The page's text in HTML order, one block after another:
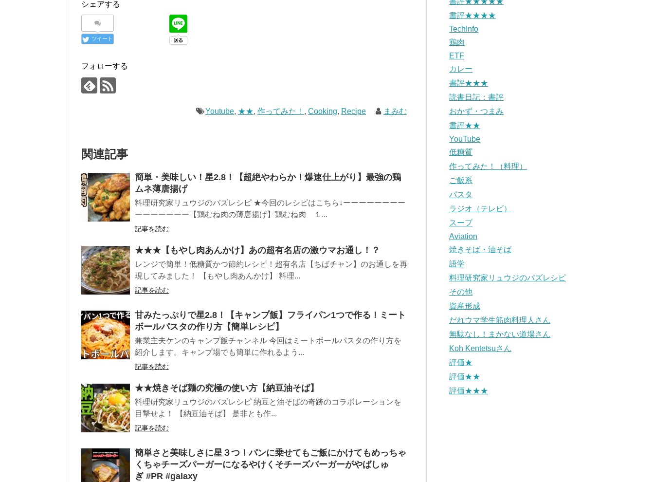
シェアする
ツイート
フォローする
Youtube, ★★,作ってみた！ ,Cooking, Recipe まみむ
関連記事
簡単・美味しい！星2.8！【超絶やわらか！爆速仕上がり】最強の鶏
ムネ薄唐揚げ
料理研究家リュウジのバズレシピ ★今回のレシピはこちら↓ーーーーーーーー
ーーーーーーー【鶏むね肉の薄唐揚げ】鶏むね肉 １...
記事を読む
★★★【もやし肉あんかけ】あの超有名店の激ウマお通し！？
レンジで簡単！低糖質かつ節約レシピ！超有名店【ちばチャン】のお通しを再
現してみました！ 【もやし肉あんかけ】 料理...
記事を読む
甘みたっぷりで星2.8！【キャンプ飯】フライパン1つで作る！ミート
ボールパスタの作り方【簡単レシピ】
兼業主夫ケンのキャンプ飯チャンネル 今回はミートボールパスタの作り方を
紹介します。キャンプ場でも簡単に作れるよう...
記事を読む
★★焼きそば麺の究極の使い方【納豆油そば】
料理研究家リュウジのバズレシピ 納豆と油そばの奇跡のコラボレーションを
目撃せよ！ 【納豆油そば】 是非とも作...
記事を読む
簡単さと美味しさに星３つ！パンに乗せてもご飯にかけてもめっちゃ
くちゃチーズパーガーになるやけくそチーズバーガーがやばしゅ
ぎ #PR #galaxy
書評★★★★
TechInfo
鶏肉
ETF
カレー
書評★★★
読書日記：書評
おかず・つまみ
書評★★
YouTube
低糖質
作ってみた！（料理）
ご飯系
パスタ
ラジオ（テレビ）
スープ
Aviation
焼きそば・油そば
語学
料理研究家リュウジのバズレシピ
その他
資産形成
だれウマ学生筋肉料理人さん
無駄なし！まかない道場さん
Koh Kentetsuさん
評価★
評価★★
評価★★★